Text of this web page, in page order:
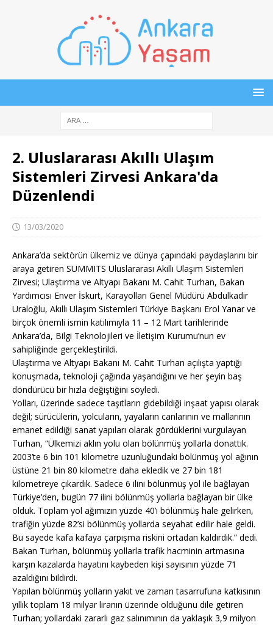
2. Uluslararası Akıllı Ulaşım
Sistemleri Zirvesi Ankara'da
Düzenlendi
13/03/2020
Ankara’da sektörün ülkemiz ve dünya çapındaki paydaşlarını bir
araya getiren SUMMITS Uluslararası Akıllı Ulaşım Sistemleri
Zirvesi; Ulaştırma ve Altyapı Bakanı M. Cahit Turhan, Bakan
Yardımcısı Enver İskurt, Karayolları Genel Müdürü Abdulkadir
Uraloğlu, Akıllı Ulaşım Sistemleri Türkiye Başkanı Erol Yanar ve
birçok önemli ismin katılımıyla 11 – 12 Mart tarihlerinde
Ankara’da, Bilgi Teknolojileri ve İletişim Kurumu’nun ev
sahipliğinde gerçekleştirildi.
Ulaştırma ve Altyapı Bakanı M. Cahit Turhan açılışta yaptığı
konuşmada, teknoloji çağında yaşandığını ve her şeyin baş
döndürücü bir hızla değiştiğini söyledi.
Yolları, üzerinde sadece taşıtların gidebildiği inşaat yapısı olarak
değil; sürücülerin, yolcuların, yayaların canlarının ve mallarının
emanet edildiği sanat yapıları olarak gördüklerini vurgulayan
Turhan, “Ülkemizi aklın yolu olan bölünmüş yollarla donattık.
2003’te 6 bin 101 kilometre uzunluğundaki bölünmüş yol ağının
üstüne 21 bin 80 kilometre daha ekledik ve 27 bin 181
kilometreye çıkardık. Sadece 6 ilini bölünmüş yol ile bağlayan
Türkiye’den, bugün 77 ilini bölünmüş yollarla bağlayan bir ülke
olduk. Toplam yol ağımızın yüzde 40’ı bölünmüş hale gelirken,
trafiğin yüzde 82’si bölünmüş yollarda seyahat edilir hale geldi.
Bu sayede kafa kafaya çarpışma riskini ortadan kaldırdık.” dedi.
Bakan Turhan, bölünmüş yollarla trafik hacminin artmasına
karşın kazalarda hayatını kaybeden kişi sayısının yüzde 71
azaldığını bildirdi.
Yapılan bölünmüş yolların yakıt ve zaman tasarrufuna katkısının
yıllık toplam 18 milyar liranın üzerinde olduğunu dile getiren
Turhan; yollardaki zararlı gaz salınımının da yaklaşık 3,9 milyon